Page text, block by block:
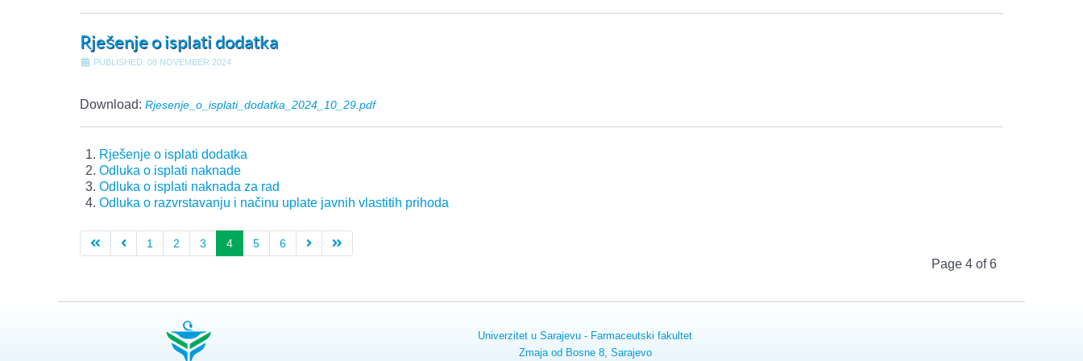
Rješenje o isplati dodatka
PUBLISHED: 08 NOVEMBER 2024
Download: Rjesenje_o_isplati_dodatka_2024_10_29.pdf
Rješenje o isplati dodatka
Odluka o isplati naknade
Odluka o isplati naknada za rad
Odluka o razvrstavanju i načinu uplate javnih vlastitih prihoda
Page 4 of 6
1 2 3 4 5 6
Univerzitet u Sarajevu - Farmaceutski fakultet
Zmaja od Bosne 8, Sarajevo